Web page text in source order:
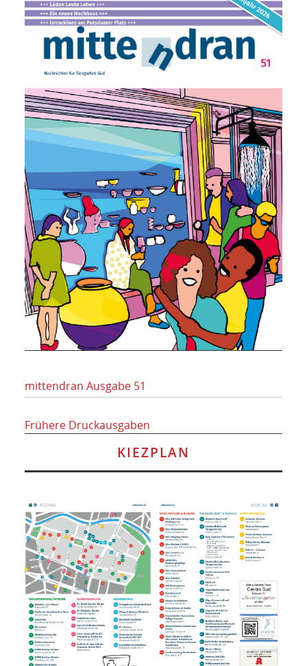
mittendran Ausgabe 51
Frühere Druckausgaben
KIEZPLAN